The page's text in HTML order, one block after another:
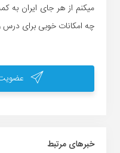
میکنم از هر جای ایران به
چه امکانات خوبی برای
عضویت
خبر‌های مرتبط